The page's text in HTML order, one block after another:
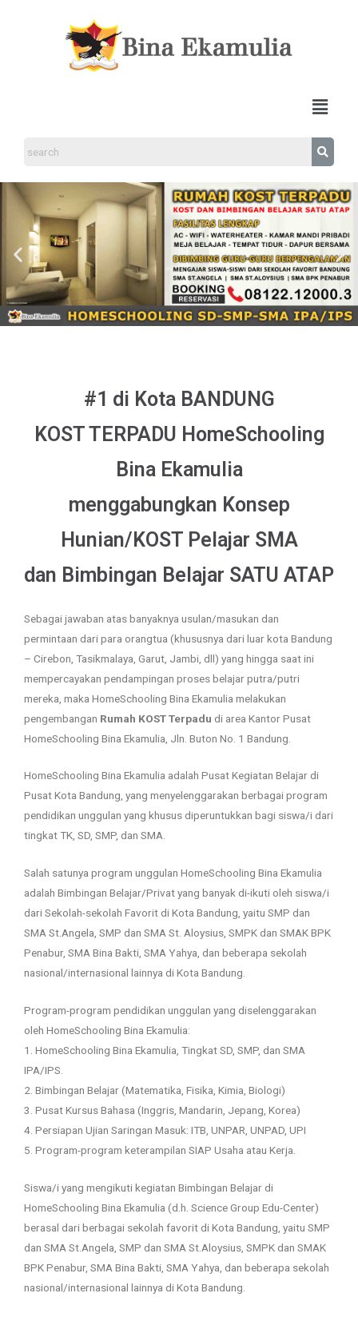
#1 di Kota BANDUNG
KOST TERPADU HomeSchooling
Bina Ekamulia
menggabungkan Konsep
Hunian/KOST Pelajar SMA
dan Bimbingan Belajar SATU ATAP
Sebagai jawaban atas banyaknya usulan/masukan dan
permintaan dari para orangtua (khususnya dari luar kota Bandung
– Cirebon, Tasikmalaya, Garut, Jambi, dll) yang hingga saat ini
mempercayakan pendampingan proses belajar putra/putri
mereka, maka HomeSchooling Bina Ekamulia melakukan
pengembangan Rumah KOST Terpadu di area Kantor Pusat
HomeSchooling Bina Ekamulia, Jln. Buton No. 1 Bandung.
HomeSchooling Bina Ekamulia adalah Pusat Kegiatan Belajar di
Pusat Kota Bandung, yang menyelenggarakan berbagai program
pendidikan unggulan yang khusus diperuntukkan bagi siswa/i dari
tingkat TK, SD, SMP, dan SMA.
Salah satunya program unggulan HomeSchooling Bina Ekamulia
adalah Bimbingan Belajar/Privat yang banyak di-ikuti oleh siswa/i
dari Sekolah-sekolah Favorit di Kota Bandung, yaitu SMP dan
SMA St.Angela, SMP dan SMA St. Aloysius, SMPK dan SMAK BPK
Penabur, SMA Bina Bakti, SMA Yahya, dan beberapa sekolah
nasional/internasional lainnya di Kota Bandung.
Program-program pendidikan unggulan yang diselenggarakan
oleh HomeSchooling Bina Ekamulia:
1. HomeSchooling Bina Ekamulia, Tingkat SD, SMP, dan SMA
IPA/IPS.
2. Bimbingan Belajar (Matematika, Fisika, Kimia, Biologi)
3. Pusat Kursus Bahasa (Inggris, Mandarin, Jepang, Korea)
4. Persiapan Ujian Saringan Masuk: ITB, UNPAR, UNPAD, UPI
5. Program-program keterampilan SIAP Usaha atau Kerja.
Siswa/i yang mengikuti kegiatan Bimbingan Belajar di
HomeSchooling Bina Ekamulia (d.h. Science Group Edu-Center)
berasal dari berbagai sekolah favorit di Kota Bandung, yaitu SMP
dan SMA St.Angela, SMP dan SMA St.Aloysius, SMPK dan SMAK
BPK Penabur, SMA Bina Bakti, SMA Yahya, dan beberapa sekolah
nasional/internasional lainnya di Kota Bandung.